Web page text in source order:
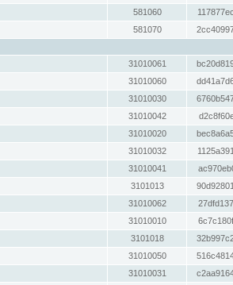
581060
581070
31010061
31010060
31010030
31010042
31010020
31010032
31010041
3101013
31010062
31010010
3101018
31010050
31010031